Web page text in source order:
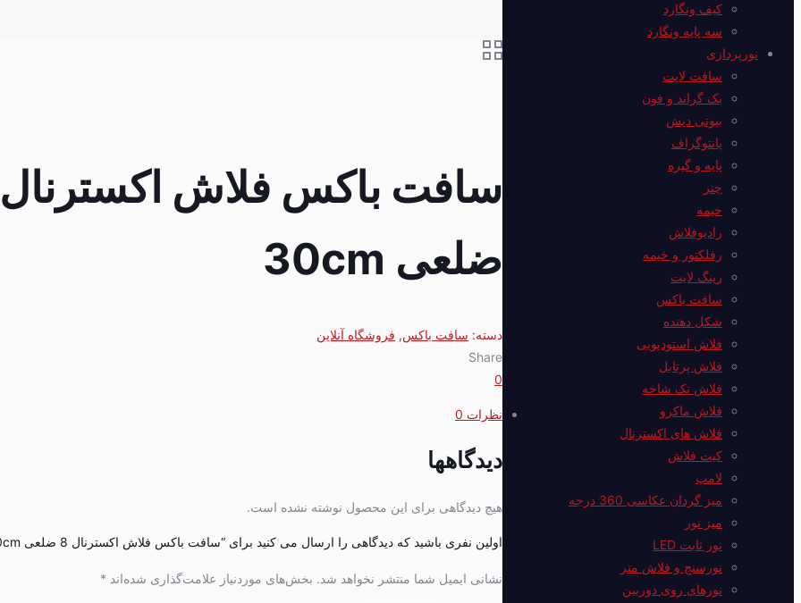
کیف ونگارد
سه پایه ونگارد
نورپردازی
سافت لایت
بک گراند و فون
بیوتی دیش
پانتوگراف
پایه و گیره
چتر
خیمه
رادیوفلاش
رفلکتور و خیمه
رینگ لایت
سافت باکس
شکل دهنده
فلاش استودیویی
فلاش پرتابل
فلاش‌ تک شاخه
فلاش ماکرو
فلاش های اکسترنال
کیت فلاش
لامپ
میز گردان عکاسی 360 درجه
میز نور
نور ثابت LED
نورسنج و فلاش متر
نورهای روی دوربین
ضلعی 30cm
دسته: سافت باکس, فروشگاه آنلاین
Share
0
نظرات 0
دیدگاهها
هیچ دیدگاهی برای این محصول نوشته نشده است.
اولین نفری باشید که دیدگاهی را ارسال می کنید برای “سافت باکس فلاش اکسترنال 8 ضلعی 30cm”
نشانی ایمیل شما منتشر نخواهد شد. بخش‌های موردنیاز علامت‌گذاری شده‌اند *